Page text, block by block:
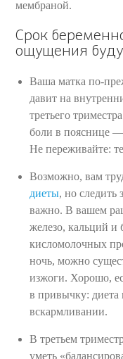
мембраной.
Срок
ощущения
Ваша матка по-
давит на
третьего
боли в пояснице —
Не переживайте:
Возможно, вам
диеты, но следить
важно. В вашем
железо, кальций и
кисломолочных
ночь, можно
изжоги. Хорошо,
в привычку: диета
вскармливании.
В третьем
уметь